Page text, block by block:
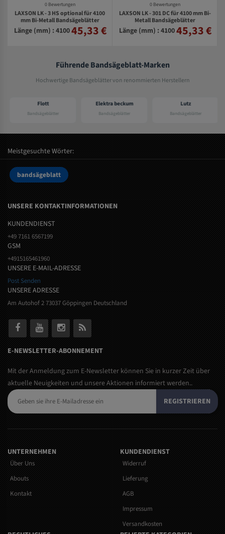
0 Bewertungen
LAXSON LK - 3 HS optional für 4100
mm Bi-Metall Bandsägeblätter
Länge (mm) : 410045,33 €
0 Bewertungen
LAXSON LK - 301 DC für 4100 mm Bi-
Metall Bandsägeblätter
Länge (mm) : 410045,33 €
Führende Bandsägeblatt-Marken
Hochwertige Bandsägeblätter von renommierten Herstellern
Flott
Bandsägeblätter
Elektra beckum
Bandsägeblätter
Lutz
Bandsägeblätter
Meistgesuchte Wörter:
bandsägeblatt
UNSERE KONTAKTINFORMATIONEN
KUNDENDIENST
+49 7161 6567199
GSM
+4915165461960
UNSERE E-MAIL-ADRESSE
Post Senden
UNSERE ADRESSE
Am Autohof 2 73037 Göppingen Deutschland
E-NEWSLETTER-ABONNEMENT
Mit der Anmeldung zum E-Newsletter können Sie in kurzer Zeit über
aktuelle Neuigkeiten und unsere Aktionen informiert werden..
REGISTRIEREN
UNTERNEHMEN
Über Uns
Abouts
Kontakt
KUNDENDIENST
Widerruf
Lieferung
AGB
Impressum
Versandkosten